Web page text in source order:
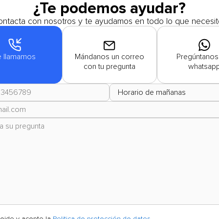
¿Te podemos ayudar?
con nosotros y te ayudamos en todo lo que
llamamos
Mándanos un correo
con tu pregunta